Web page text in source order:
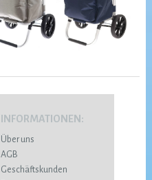
INFORMATIONEN:
Über uns
AGB
Geschäftskunden